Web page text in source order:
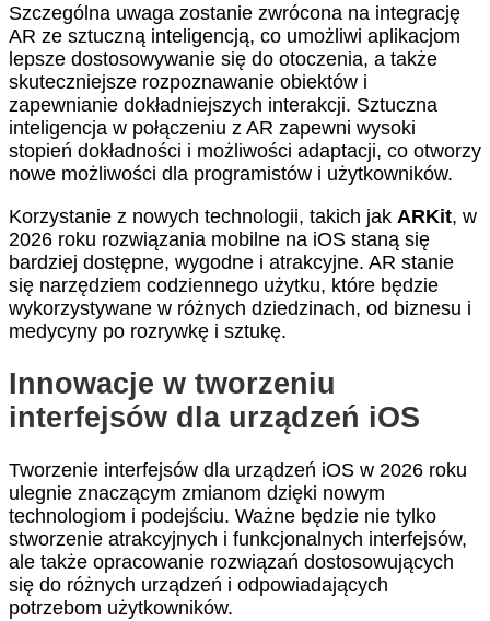
Szczególna uwaga zostanie zwrócona na integrację
AR ze sztuczną inteligencją, co umożliwi aplikacjom
lepsze dostosowywanie się do otoczenia, a także
skuteczniejsze rozpoznawanie obiektów i
zapewnianie dokładniejszych interakcji. Sztuczna
inteligencja w połączeniu z AR zapewni wysoki
stopień dokładności i możliwości adaptacji, co otworzy
nowe możliwości dla programistów i użytkowników.
Korzystanie z nowych technologii, takich jak ARKit, w
2026 roku rozwiązania mobilne na iOS staną się
bardziej dostępne, wygodne i atrakcyjne. AR stanie
się narzędziem codziennego użytku, które będzie
wykorzystywane w różnych dziedzinach, od biznesu i
medycyny po rozrywkę i sztukę.
Innowacje w tworzeniu
interfejsów dla urządzeń iOS
Tworzenie interfejsów dla urządzeń iOS w 2026 roku
ulegnie znaczącym zmianom dzięki nowym
technologiom i podejściu. Ważne będzie nie tylko
stworzenie atrakcyjnych i funkcjonalnych interfejsów,
ale także opracowanie rozwiązań dostosowujących
się do różnych urządzeń i odpowiadających
potrzebom użytkowników.